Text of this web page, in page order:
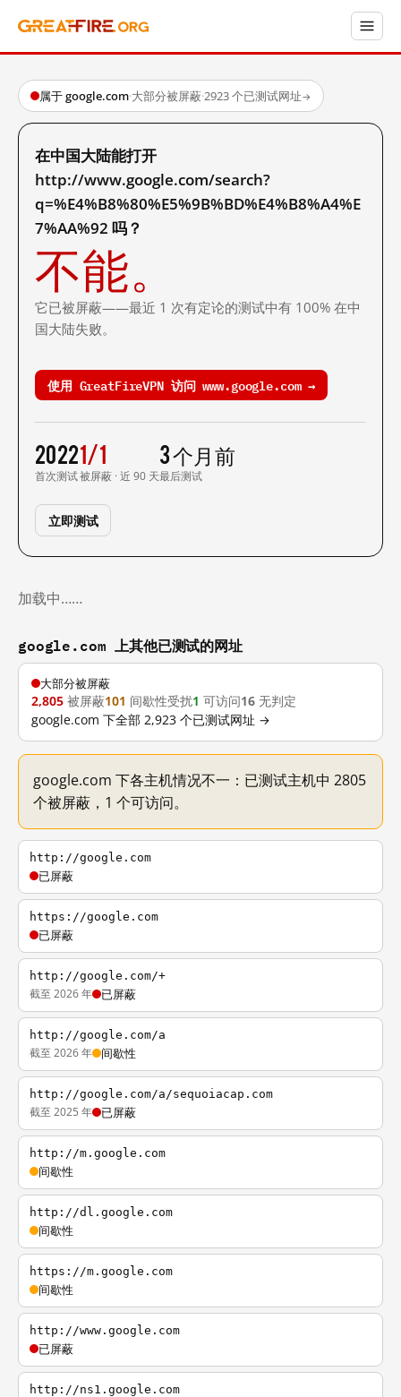
属于 google.com·大部分被屏蔽·2923 个已测试网址→
在中国大陆能打开
http://www.google.com/search?
q=%E4%B8%80%E5%9B%BD%E4%B8%A4%E
7%AA%92 吗？
不能。
它已被屏蔽——最近 1 次有定论的测试中有 100% 在中
国大陆失败。
使用 GreatFireVPN 访问 www.google.com →
2022
首次测试
1/1
被屏蔽 · 近 90 天
3 个月前
最后测试
立即测试
加载中……
google.com 上其他已测试的网址
大部分被屏蔽
2,805 被屏蔽101 间歇性受扰1 可访问16 无判定
google.com 下全部 2,923 个已测试网址 →
google.com 下各主机情况不一：已测试主机中 2805
个被屏蔽，1 个可访问。
http://google.com
已屏蔽
https://google.com
已屏蔽
http://google.com/+
截至 2026 年 已屏蔽
http://google.com/a
截至 2026 年 间歇性
http://google.com/a/sequoiacap.com
截至 2025 年 已屏蔽
http://m.google.com
间歇性
http://dl.google.com
间歇性
https://m.google.com
间歇性
http://www.google.com
已屏蔽
http://ns1.google.com